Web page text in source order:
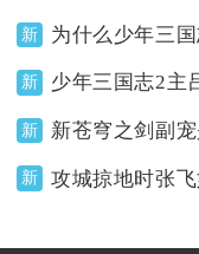
新 为什么少年三
新 少年三国志2主
新 新苍穹之剑副
新 攻城掠地时张